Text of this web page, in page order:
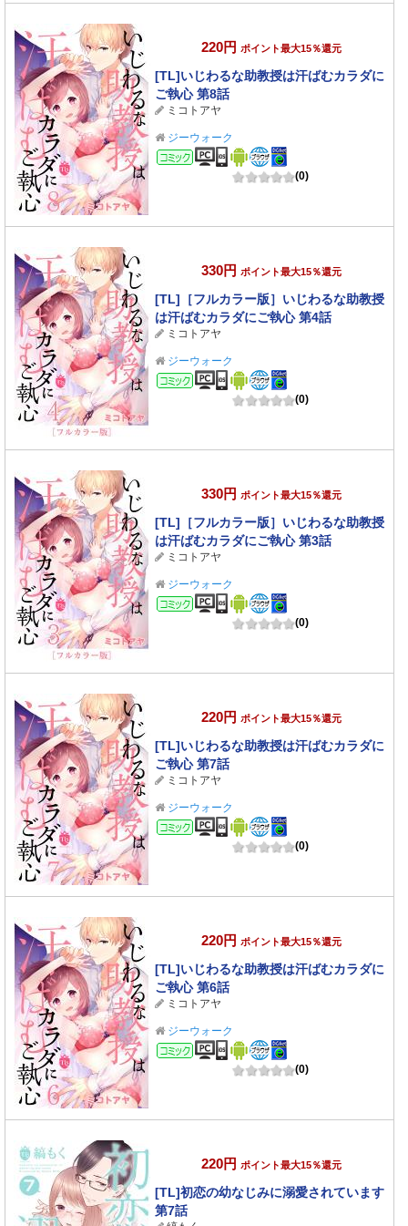
220円 ポイント最大15％還元
[TL]いじわるな助教授は汗ばむカラダに
ご執心 第8話
ミコトアヤ
ジーウォーク
コミック
(0)
330円 ポイント最大15％還元
[TL]［フルカラー版］いじわるな助教授
は汗ばむカラダにご執心 第4話
ミコトアヤ
ジーウォーク
コミック
(0)
330円 ポイント最大15％還元
[TL]［フルカラー版］いじわるな助教授
は汗ばむカラダにご執心 第3話
ミコトアヤ
ジーウォーク
コミック
(0)
220円 ポイント最大15％還元
[TL]いじわるな助教授は汗ばむカラダに
ご執心 第7話
ミコトアヤ
ジーウォーク
コミック
(0)
220円 ポイント最大15％還元
[TL]いじわるな助教授は汗ばむカラダに
ご執心 第6話
ミコトアヤ
ジーウォーク
コミック
(0)
220円 ポイント最大15％還元
[TL]初恋の幼なじみに溺愛されています
第7話